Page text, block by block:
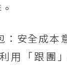
：安全成本
用「跟團